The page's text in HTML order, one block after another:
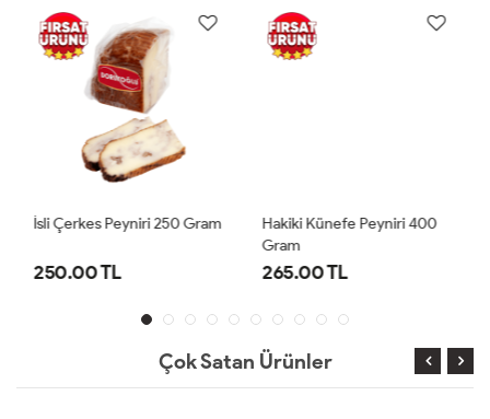
İsli Çerkes Peyniri 250 Gram
250.00 TL
Hakiki Künefe Peyniri 400
Gram
265.00 TL
Çok Satan Ürünler